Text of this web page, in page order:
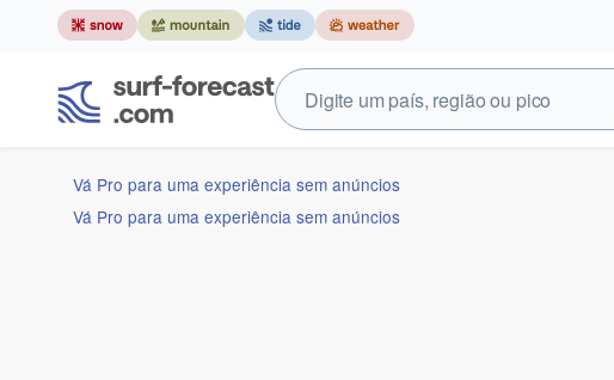
Vá Pro para uma experiência sem anúncios
Vá Pro para uma experiência sem anúncios